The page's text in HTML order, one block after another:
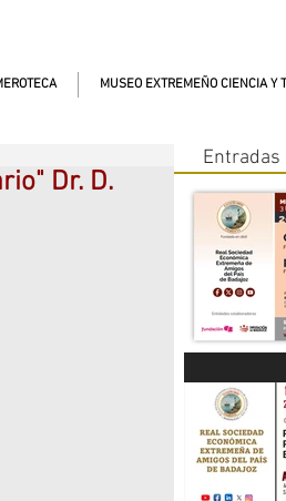
MUSEO EXTREMEÑO CIENCIA Y
Dr. D.
Entradas